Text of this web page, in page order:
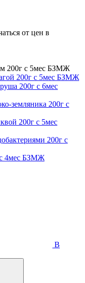
от цен в
200г с 5мес БЗМЖ
200г с 5мес БЗМЖ
200г c 6мес
земляника 200г с
200г с 5мес
200г с
с 4мес БЗМЖ
В